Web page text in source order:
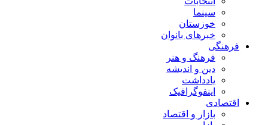
سینما
خوزستان
خبرهای بانوان
فرهنگی
فرهنگ و هنر
دین و اندیشه
یادداشت
اینفوگرافیک
اقتصادی
بازار و اقتصاد